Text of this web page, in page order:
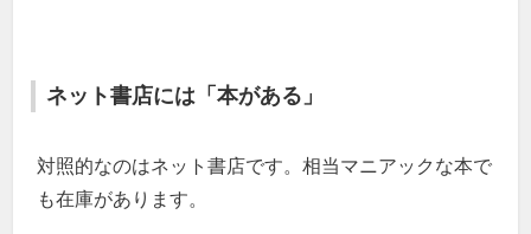
ネット書店には「本がある」
対照的なのはネット書店です。相当マニアックな本で
も在庫があります。